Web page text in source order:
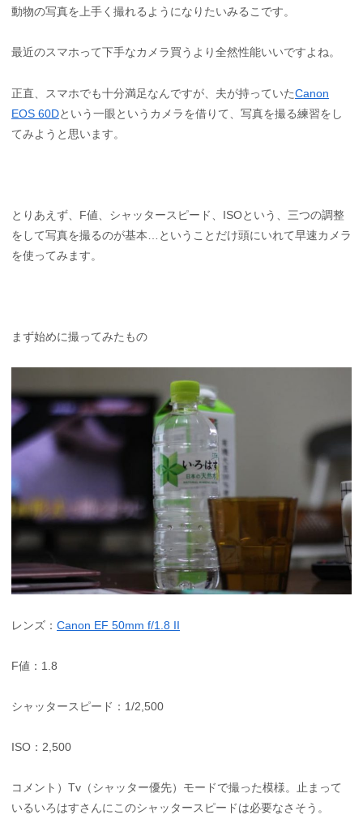
動物の写真を上手く撮れるようになりたいみるこです。
最近のスマホって下手なカメラ買うより全然性能いいですよね。
正直、スマホでも十分満足なんですが、夫が持っていたCanon
EOS 60Dという一眼というカメラを借りて、写真を撮る練習をし
てみようと思います。
とりあえず、F値、シャッタースピード、ISOという、三つの調整
をして写真を撮るのが基本…ということだけ頭にいれて早速カメラ
を使ってみます。
まず始めに撮ってみたもの
レンズ： Canon EF 50mm f/1.8 II
F値：1.8
シャッタースピード：1/2,500
ISO：2,500
コメント）Tv（シャッター優先）モードで撮った模様。止まって
いるいろはすさんにこのシャッタースピードは必要なさそう。